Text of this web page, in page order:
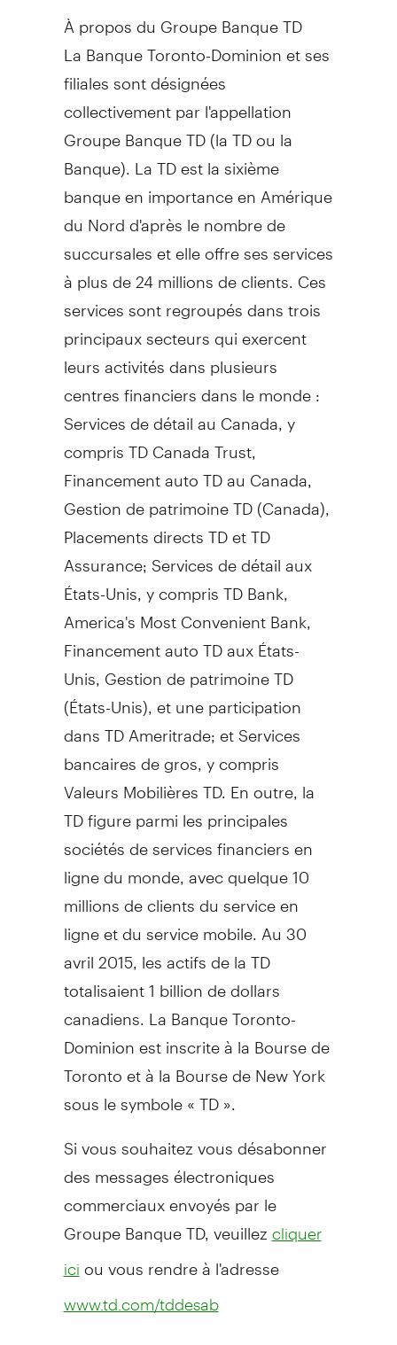
À propos du Groupe Banque TD
La Banque Toronto-Dominion et ses
filiales sont désignées
collectivement par l'appellation
Groupe Banque TD (la TD ou la
Banque). La TD est la sixième
banque en importance en Amérique
du Nord d'après le nombre de
succursales et elle offre ses services
à plus de 24 millions de clients. Ces
services sont regroupés dans trois
principaux secteurs qui exercent
leurs activités dans plusieurs
centres financiers dans le monde :
Services de détail au Canada , y
compris TD Canada Trust,
Financement auto TD au Canada
Gestion depatrimoine TD (Canada),
Placements directs TD et TD
Assurance; Services de détail aux
États-Unis, y compris TD Bank,
America's Most Convenient Bank,
Financement auto TD aux États-
Unis, Gestion depatrimoine TD
(États-Unis), et une participation
dans TD Ameritrade; et Services
bancaires de gros, y compris
Valeurs Mobilières TD. En outre, la
TD figure parmi les principales
sociétés de services financiers en
ligne du monde, avec quelque 10
millions de clients du service en
ligne et du service mobile. Au 30
avril 2015, les actifs de la TD
totalisaient 1 billion de dollars
canadiens. La Banque Toronto-
Dominion est inscrite à la Bourse de
Torontoet à la Bourse deNew York
sous le symbole « TD ».
Si vous souhaitez vous désabonner
des messages électroniques
commerciaux envoyés par le
Groupe Banque TD, veuillez cliquer
ici ou vous rendre à l'adresse
www.td.com/tddesab